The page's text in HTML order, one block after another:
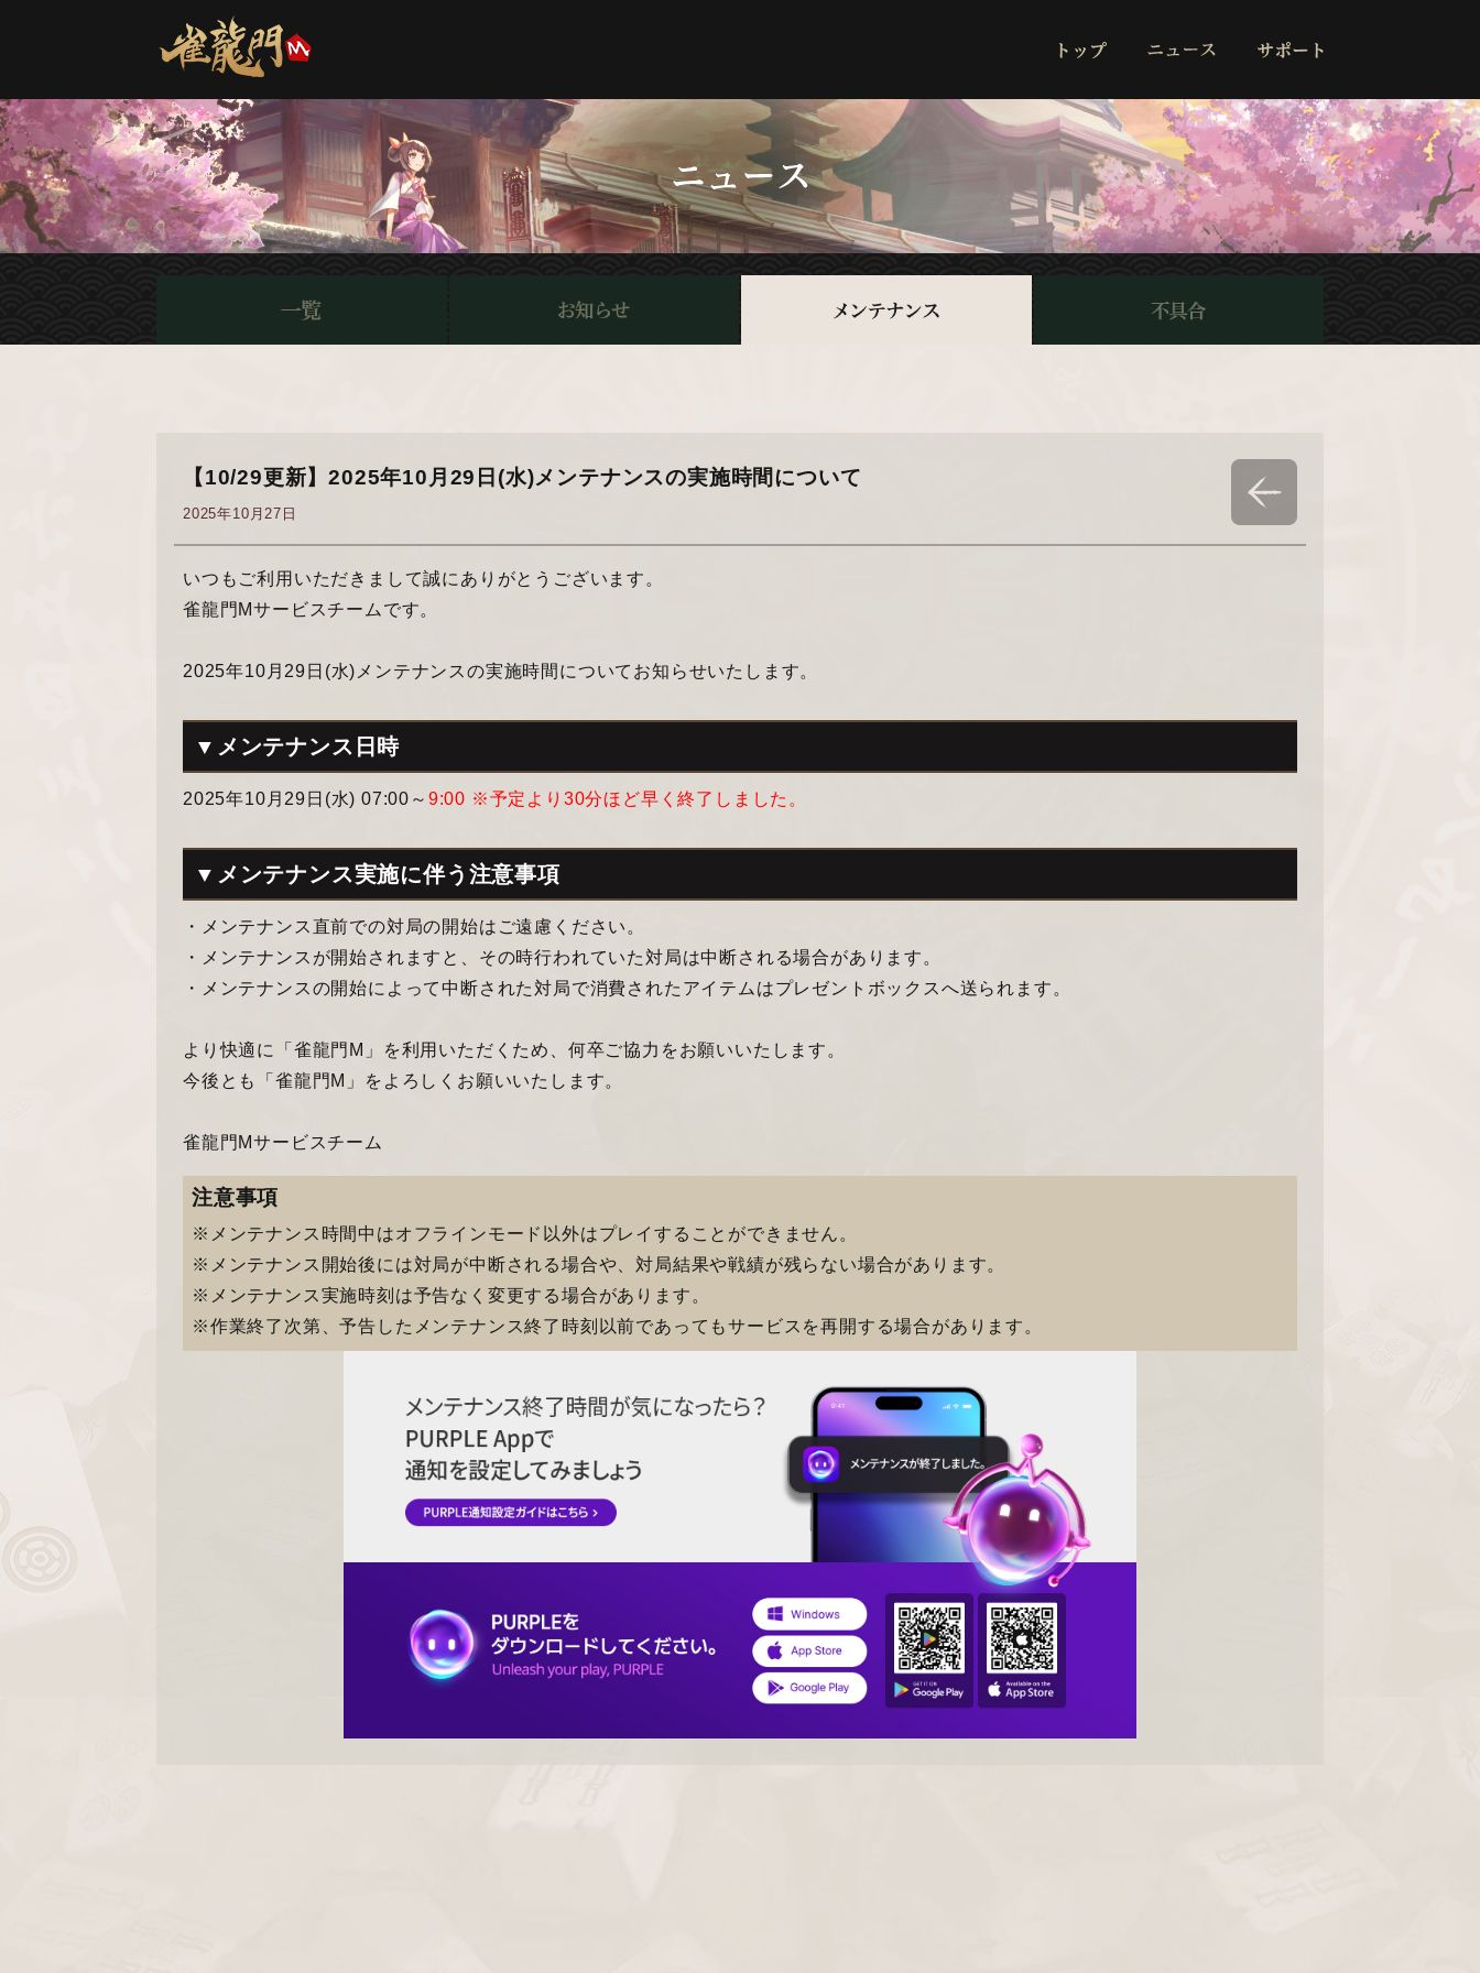
【10/29更新】2025年10月29日(水)メンテナンスの実施時間について
2025年10月27日
いつもご利用いただきまして誠にありがとうございます。
雀龍門Mサービスチームです。
2025年10月29日(水)メンテナンスの実施時間についてお知らせいたします。
▼メンテナンス日時
2025年10月29日(水) 07:00～ 9:00 ※予定より30分ほど早く終了しました。
▼メンテナンス実施に伴う注意事項
・メンテナンス直前での対局の開始はご遠慮ください。
・メンテナンスが開始されますと、その時行われていた対局は中断される場合があります。
・メンテナンスの開始によって中断された対局で消費されたアイテムはプレゼントボックスへ送られます。
より快適に「雀龍門M」を利用いただくため、何卒ご協力をお願いいたします。
今後とも「雀龍門M」をよろしくお願いいたします。
雀龍門Mサービスチーム
注意事項
※メンテナンス時間中はオフラインモード以外はプレイすることができません。
※メンテナンス開始後には対局が中断される場合や、対局結果や戦績が残らない場合があります。
※メンテナンス実施時刻は予告なく変更する場合があります。
※作業終了次第、予告したメンテナンス終了時刻以前であってもサービスを再開する場合があります。